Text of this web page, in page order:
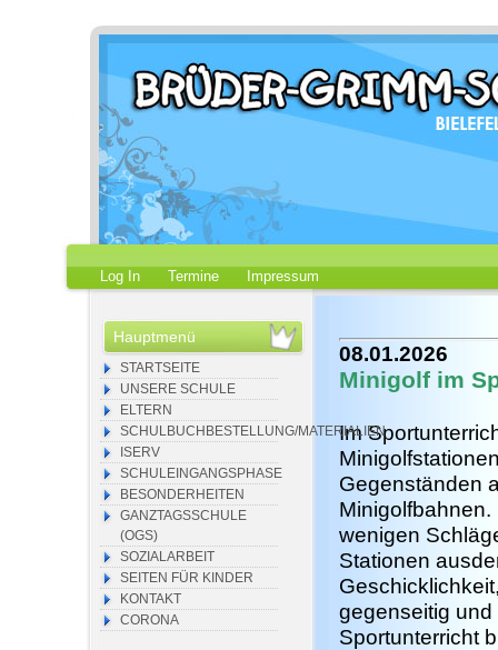
Log In Termine Impressum
Hauptmenü
STARTSEITE
UNSERE SCHULE
ELTERN
SCHULBUCHBESTELLUNG/MATERIALIEN
ISERV
SCHULEINGANGSPHASE
BESONDERHEITEN
GANZTAGSSCHULE
(OGS)
SOZIALARBEIT
SEITEN FÜR KINDER
KONTAKT
CORONA
08.01.2026
Minigolf im
Im
Gegenständen
wenigen
Stationen
gegenseitig
Sportunterricht